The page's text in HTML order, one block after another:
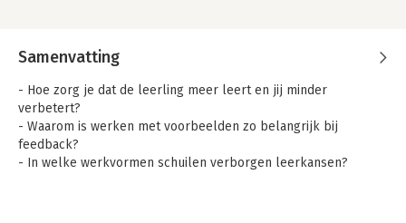
Samenvatting
- Hoe zorg je dat de leerling meer leert en jij minder
verbetert?
- Waarom is werken met voorbeelden zo belangrijk bij
feedback?
- In welke werkvormen schuilen verborgen leerkansen?